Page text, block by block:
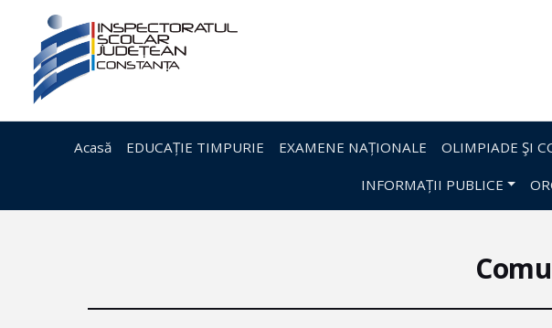
Acasă EDUCAȚIE TIMPURIE EXAMENE NAȚIONALE OLIMPIADE ŞI
INFORMAȚII PUBLICE